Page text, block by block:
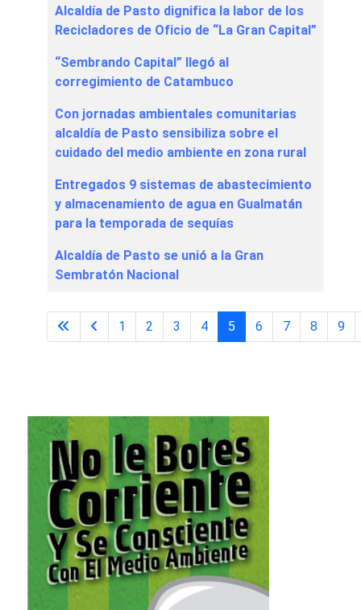
Alcaldía de Pasto dignifica la labor de los
Recicladores de Oficio de “La Gran Capital”
“Sembrando Capital” llegó al
corregimiento de Catambuco
Con jornadas ambientales comunitarias
alcaldía de Pasto sensibiliza sobre el
cuidado del medio ambiente en zona rural
Entregados 9 sistemas de abastecimiento
y almacenamiento de agua en Gualmatán
para la temporada de sequías
Alcaldía de Pasto se unió a la Gran
Sembratón Nacional
Página 5 de 31
1 2 3 4 5 6 7 8 9